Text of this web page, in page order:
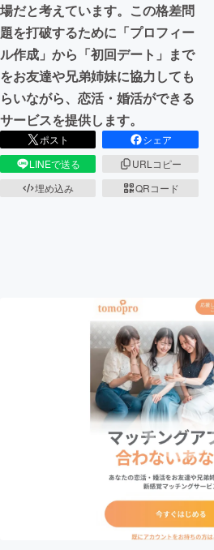
場だと考えています。この格差問
題を打破するために「プロフィー
ル作成」から「初回デート」まで
をお友達や兄弟姉妹に協力しても
らいながら、恋活・婚活ができる
サービスを提供します。
ポスト
シェア
LINEで送る
URLコピー
埋め込み
QRコード